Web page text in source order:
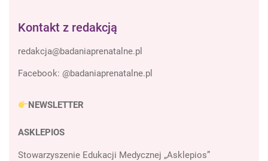
Kontakt z redakcją
Facebook: @badaniaprenatalne.pl
NEWSLETTER
ASKLEPIOS
Stowarzyszenie Edukacji Medycznej „Asklepios”